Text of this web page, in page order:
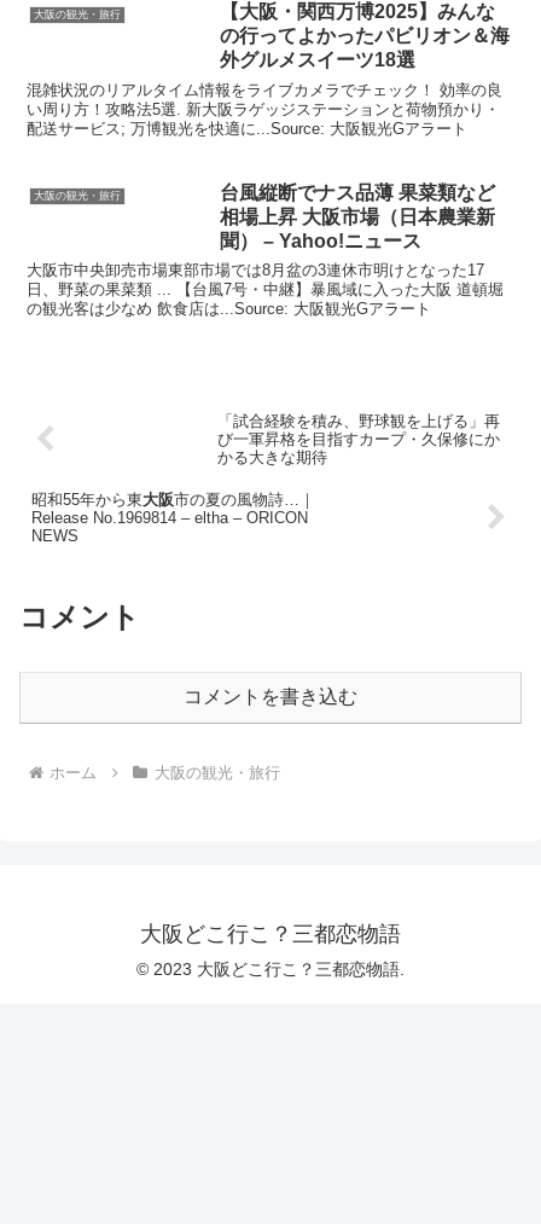
大阪の観光・旅行 【大阪 ・関西万博2025】みんな
の行ってよかったパビリオン＆海
外グルメスイーツ18選
混雑状況のリアルタイム情報をライブカメラでチェック！ 効率の良
い周り方！攻略法5選. 新大阪ラゲッジステーションと荷物預かり・
配送サービス; 万博観光を快適に...Source: 大阪観光Gアラート
大阪の観光・旅行
台風縦断でナス品薄 果菜類など
相場上昇 大阪市場（日本農業新
聞） – Yahoo!ニュース
大阪市中央卸売市場東部市場では8月盆の3連休市明けとなった17
日、野菜の果菜類 ... 【台風7号・中継】暴風域に入った大阪 道頓堀
の観光客は少なめ 飲食店は...Source: 大阪観光Gアラート
「試合経験を積み、野球観を上げる」再
び一軍昇格を目指すカープ・久保修にか
かる大きな期待
昭和55年から東大阪市の夏の風物詩…｜
Release No.1969814 – eltha – ORICON
NEWS
コメント
コメントを書き込む
ホーム 大阪の観光・旅行
大阪どこ行こ？三都恋物語
© 2023 大阪どこ行こ？三都恋物語.